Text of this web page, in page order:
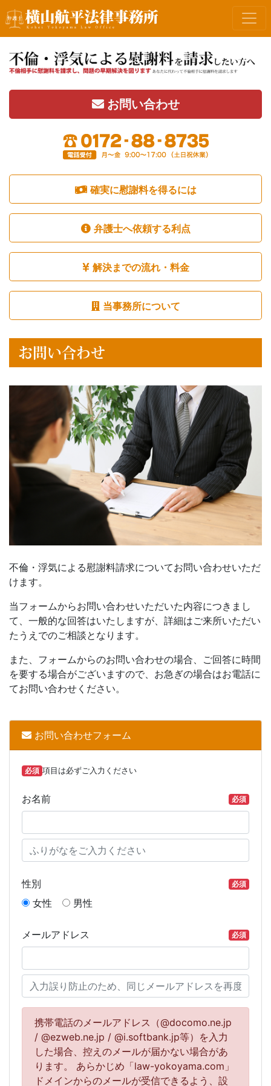
お問い合わせ
確実に慰謝料を得るには
弁護士へ依頼する利点
解決までの流れ・料金
当事務所について
お問い合わせ
不倫・浮気による慰謝料請求についてお問い合わせいただ
けます。
当フォームからお問い合わせいただいた内容につきまし
て、一般的な回答はいたしますが、詳細はご来所いただい
たうえでのご相談となります。
また、フォームからのお問い合わせの場合、ご回答に時間
を要する場合がございますので、お急ぎの場合はお電話に
てお問い合わせください。
お問い合わせフォーム
必須 項目は必ずご入力ください
お名前 必須
性別 必須
女性 男性
メールアドレス 必須
携帯電話のメールアドレス（@docomo.ne.jp
/ @ezweb.ne.jp / @i.softbank.jp等）を入力
した場合、控えのメールが届かない場合があ
ります。 あらかじめ「law-yokoyama.com」
ドメインからのメールが受信できるよう、設